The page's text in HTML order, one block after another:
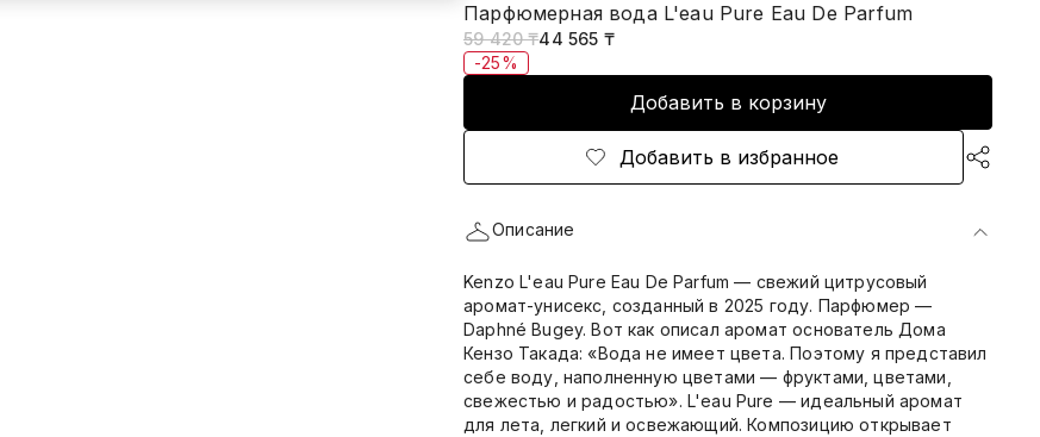
Парфюмерная вода L'eau Pure Eau De Parfum
59 420 ₸44 565 ₸
-25%
Добавить в корзину
Добавить в избранное
Описание
Kenzo L'eau Pure Eau De Parfum — свежий цитрусовый
аромат-унисекс, созданный в 2025 году. Парфюмер —
Daphné Bugey. Вот как описал аромат основатель Дома
Кензо Такада: «Вода не имеет цвета. Поэтому я представил
себе воду, наполненную цветами — фруктами, цветами,
свежестью и радостью». L'eau Pure — идеальный аромат
для лета, легкий и освежающий. Композицию открывает